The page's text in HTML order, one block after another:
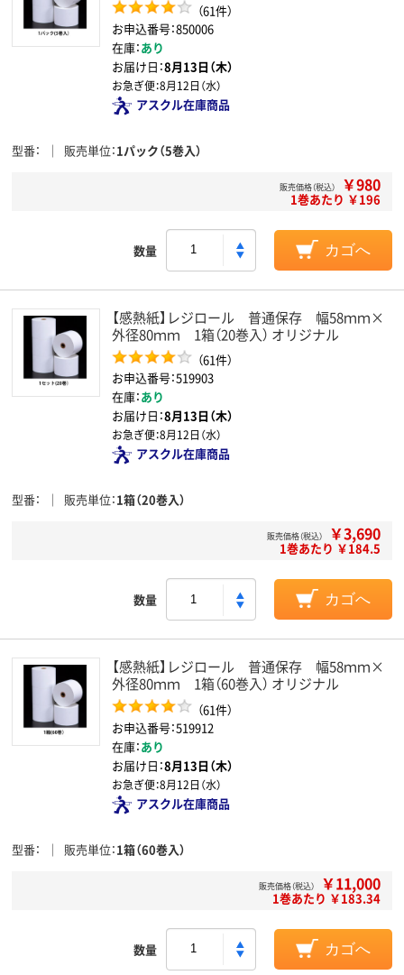
（61件）
お申込番号：850006
在庫：あり
お届け日：8月13日（木）
お急ぎ便：8月12日（水）
アスクル在庫商品
型番 販売単位 1パック（5巻入）
販売価格（税込） ￥980
1巻あたり ￥196
数量 カゴへ
【感熱紙】レジロール 普通保存 幅58ｍｍ×
外径80ｍｍ 1箱（20巻入） オリジナル
（61件）
お申込番号：519903
在庫：あり
お届け日：8月13日（木）
お急ぎ便：8月12日（水）
アスクル在庫商品
型番 販売単位 1箱（20巻入）
販売価格（税込） ￥3,690
1巻あたり ￥184.5
数量 カゴへ
【感熱紙】レジロール 普通保存 幅58ｍｍ×
外径80ｍｍ 1箱（60巻入） オリジナル
（61件）
お申込番号：519912
在庫：あり
お届け日：8月13日（木）
お急ぎ便：8月12日（水）
アスクル在庫商品
型番 販売単位 1箱（60巻入）
販売価格（税込） ￥11,000
1巻あたり ￥183.34
数量 カゴへ